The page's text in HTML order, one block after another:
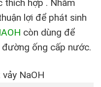
thích hợp . Nhằm
lợi để phát sinh
còn dùng để
ống cấp nước.